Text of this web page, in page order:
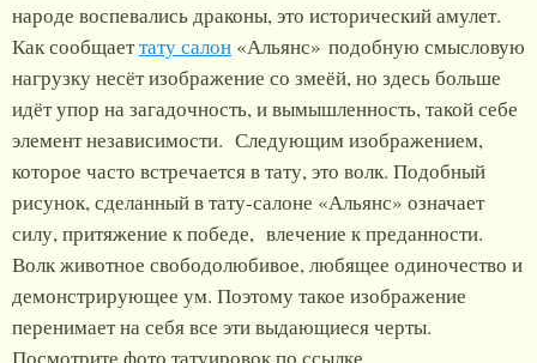
народе воспевались драконы, это исторический амулет.
Как сообщаеттату салон «Альянс» подобную смысловую
нагрузку несёт изображение со змеёй, но здесь больше
идёт упор на загадочность, и вымышленность, такой себе
элемент независимости. Следующим изображением,
которое часто встречается в тату, это волк. Подобный
рисунок, сделанный в тату-салоне «Альянс» означает
силу, притяжение к победе, влечение к преданности.
Волк животное свободолюбивое, любящее одиночество и
демонстрирующее ум. Поэтому такое изображение
перенимает на себя все эти выдающиеся черты.